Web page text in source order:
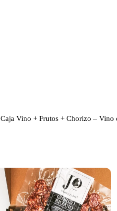
Caja Vino + Frutos + Chorizo – Vino